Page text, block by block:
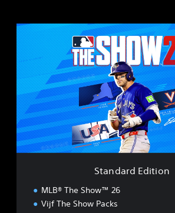
S
n
r
E
d
i
t
Standard Edition
MLB® The Show™ 26
Vijf The Show Packs